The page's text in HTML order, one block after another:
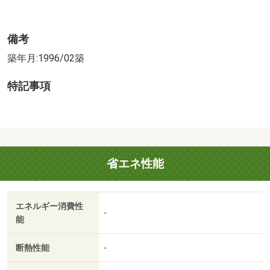
備考
築年月:1996/02築
特記事項
省エネ性能
エネルギー消費性
能
-
断熱性能 -